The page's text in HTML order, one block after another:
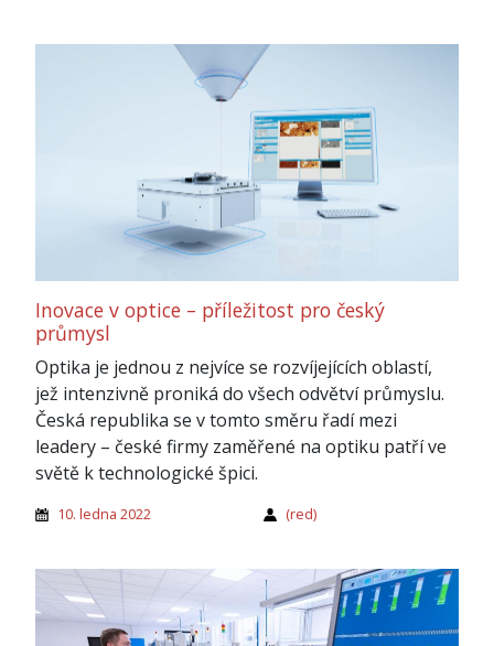
Inovace v optice – příležitost pro český
průmysl
Optika je jednou z nejvíce se rozvíjejících oblastí,
jež intenzivně proniká do všech odvětví průmyslu.
Česká republika se v tomto směru řadí mezi
leadery – české firmy zaměřené na optiku patří ve
světě k technologické špici.
10. ledna 2022 (red)